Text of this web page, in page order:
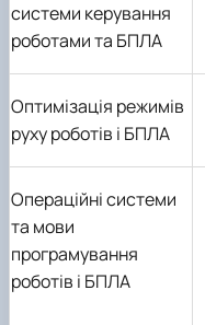
системи керування
роботами та БПЛА
Оптимізація режимів
руху роботів і БПЛА
Операційні системи
та мови
програмування
роботів і БПЛА